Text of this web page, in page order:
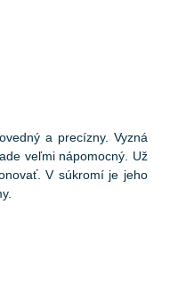
a precízny. Vyzná
veľmi nápomocný. Už
V súkromí je jeho